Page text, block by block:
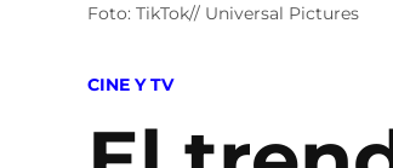
Foto: TikTok// Universal Pictures
POSTED
CINE Y TV